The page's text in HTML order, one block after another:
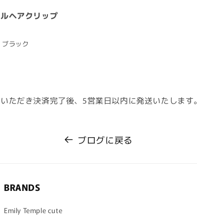
ヘアクリップ
ラック
ただき決済完了後、5営業日以内に発送いたします。
ブログに戻る
BRANDS
Emily Temple cute